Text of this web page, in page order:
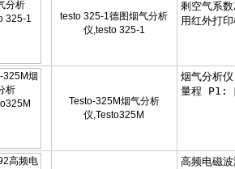
testo 325-1德图烟气分析
仪,testo 325-1
Testo-325M烟气分析
仪,Testo325M